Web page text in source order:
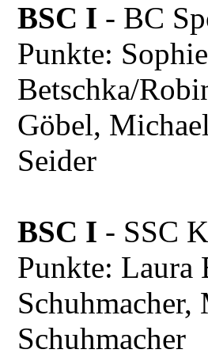
BSC I - BC
Punkte:
Betschka/
Göbel,
Seider
BSC I - SSC
Punkte: Laura
Schuhmacher